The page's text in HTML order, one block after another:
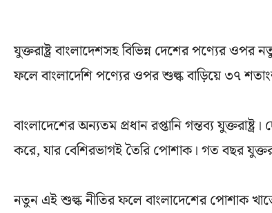
যুক্তরাষ্ট্র বাংলাদেশসহ বিভিন্ন দেশের পণ্যের
ফলে বাংলাদেশি পণ্যের ওপর শুল্ক বাড়িয়ে ৩৭
বাংলাদেশের অন্যতম প্রধান রপ্তানি গন্তব্য
করে, যার বেশিরভাগই তৈরি পোশাক। গত বছর
নতুন এই শুল্ক নীতির ফলে বাংলাদেশের পোশাক